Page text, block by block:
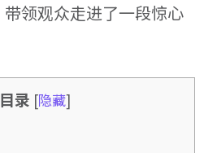
领观众走进了一段惊心
目录 [隐藏]